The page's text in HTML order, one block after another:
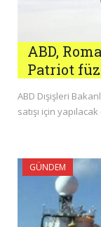
ABD,
Patriot
ABD Dışişleri
satışı için
GÜNDEM